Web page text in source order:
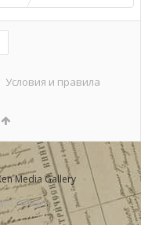
Условия и правила
Media Gallery
Design.